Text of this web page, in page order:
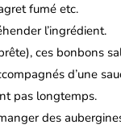
fumé etc.
l’ingrédient.
ces bonbons
d’une
pas longtemps.
des